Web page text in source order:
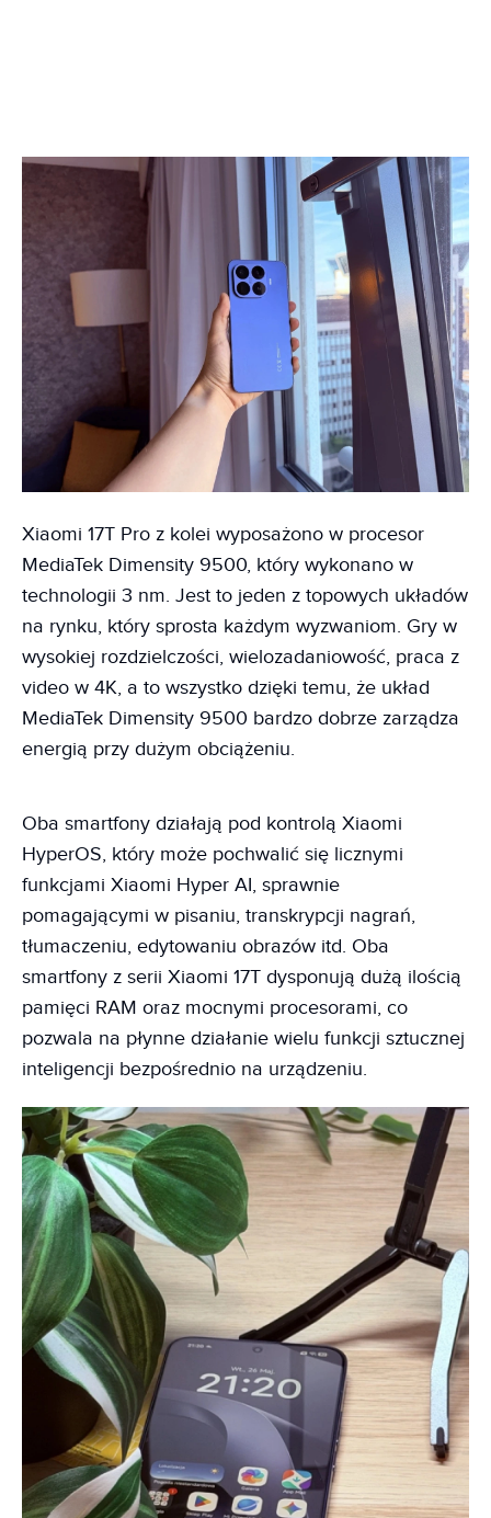
Xiaomi 17T Pro z kolei wyposażono w procesor
MediaTek Dimensity 9500, który wykonano w
technologii 3 nm. Jest to jeden z topowych układów
na rynku, który sprosta każdym wyzwaniom. Gry w
wysokiej rozdzielczości, wielozadaniowość, praca z
video w 4K, a to wszystko dzięki temu, że układ
MediaTek Dimensity 9500 bardzo dobrze zarządza
energią przy dużym obciążeniu.
Oba smartfony działają pod kontrolą Xiaomi
HyperOS, który może pochwalić się licznymi
funkcjami Xiaomi Hyper AI, sprawnie
pomagającymi w pisaniu, transkrypcji nagrań,
tłumaczeniu, edytowaniu obrazów itd. Oba
smartfony z serii Xiaomi 17T dysponują dużą ilością
pamięci RAM oraz mocnymi procesorami, co
pozwala na płynne działanie wielu funkcji sztucznej
inteligencji bezpośrednio na urządzeniu.